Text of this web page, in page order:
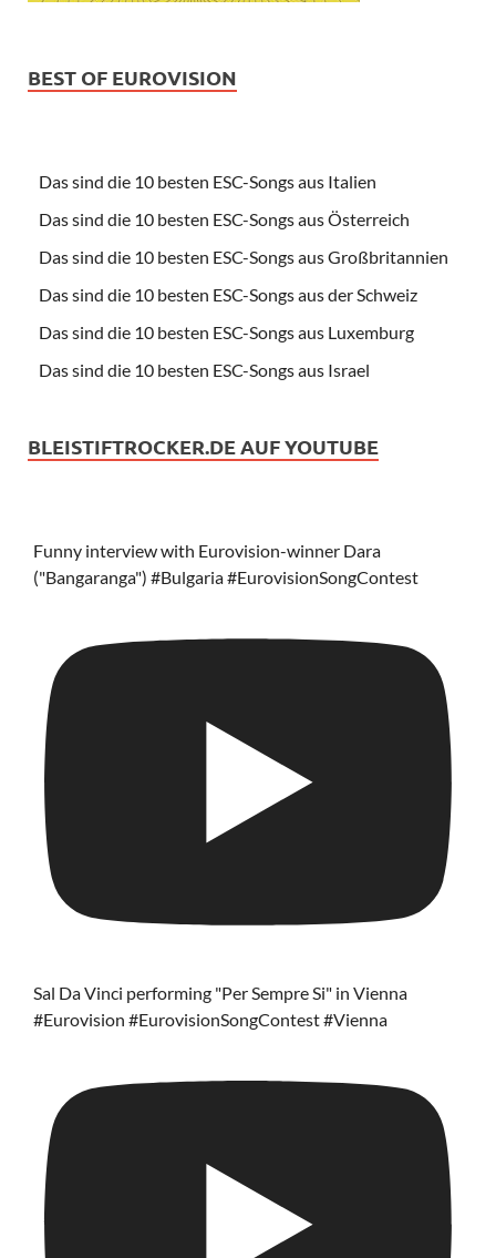
BEST OF EUROVISION
Das sind die 10 besten ESC-Songs aus Italien
Das sind die 10 besten ESC-Songs aus Österreich
Das sind die 10 besten ESC-Songs aus Großbritannien
Das sind die 10 besten ESC-Songs aus der Schweiz
Das sind die 10 besten ESC-Songs aus Luxemburg
Das sind die 10 besten ESC-Songs aus Israel
BLEISTIFTROCKER.DE AUF YOUTUBE
Funny interview with Eurovision-winner Dara
("Bangaranga") #Bulgaria #EurovisionSongContest
Sal Da Vinci performing "Per Sempre Si" in Vienna
#Eurovision #EurovisionSongContest #Vienna